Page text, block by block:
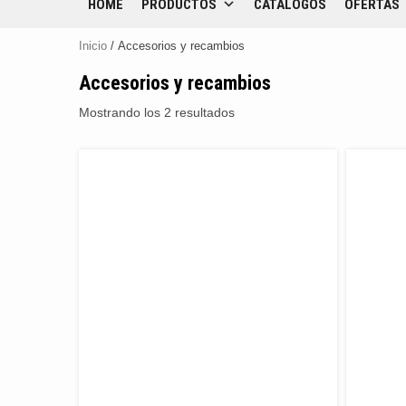
HOME PRODUCTOS CATÁLOGOS OFERTAS
Inicio / Accesorios y recambios
Accesorios y recambios
Mostrando los 2 resultados